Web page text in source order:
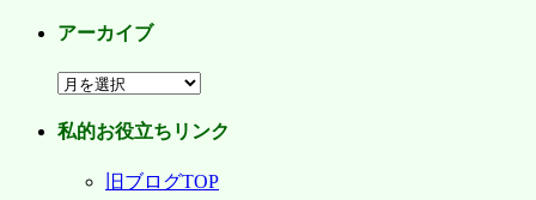
ゴ
ー
アーカイブ
ア
カ
私的お役立ちリンク
旧ブログTOP